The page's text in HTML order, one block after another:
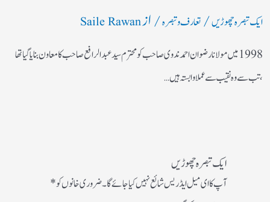
ایک تبصرہ چھوڑیں/تعارف و تبصرہ/ ازSaile Rawan
1998 میں مولانا رضوان احمد ندوی صاحب کو محترم سید عبدالرافع صاحب کا معاون بنایا گیا تھا
،تب سے وہ نقیب سے عملا وابستہ ہیں…
ایک تبصرہ چھوڑیں
آپ کا ای میل ایڈریس شائع نہیں کیا جائے گا۔ضروری خانوں کو*